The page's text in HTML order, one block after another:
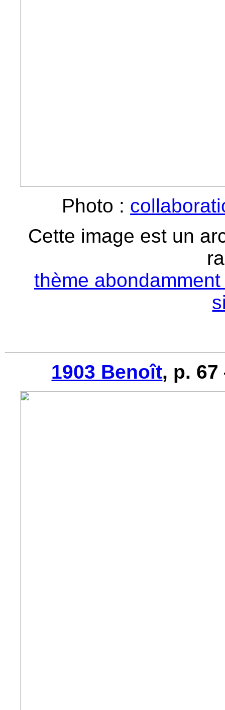
Photo :
Cette image est un
thème
1903 Benoît, p.